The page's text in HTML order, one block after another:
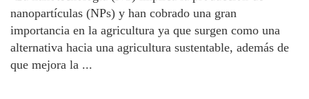
nanopartículas (NPs) y han cobrado una gran
importancia en la agricultura ya que surgen como una
alternativa hacia una agricultura sustentable, además de
que mejora la ...